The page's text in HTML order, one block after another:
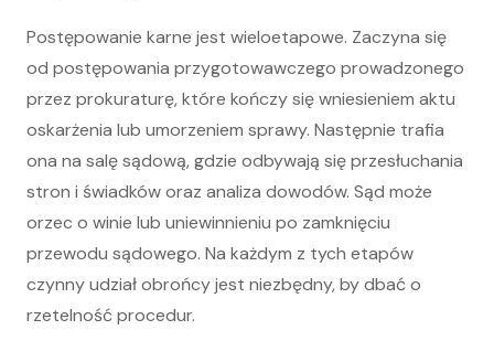
Postępowanie karne jest wieloetapowe. Zaczyna się
od postępowania przygotowawczego prowadzonego
przez prokuraturę, które kończy się wniesieniem aktu
oskarżenia lub umorzeniem sprawy. Następnie trafia
ona na salę sądową, gdzie odbywają się przesłuchania
stron i świadków oraz analiza dowodów. Sąd może
orzec o winie lub uniewinnieniu po zamknięciu
przewodu sądowego. Na każdym z tych etapów
czynny udział obrońcy jest niezbędny, by dbać o
rzetelność procedur.